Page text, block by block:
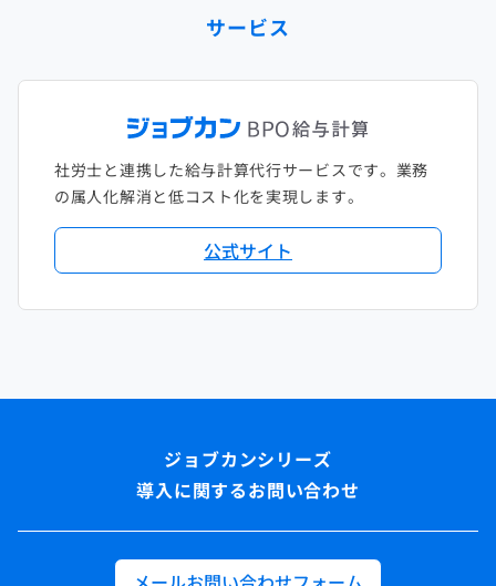
サービス
社労士と連携した給与計算代行サービスです。業務
の属人化解消と低コスト化を実現します。
公式サイト
導入に関するお問い合わせ